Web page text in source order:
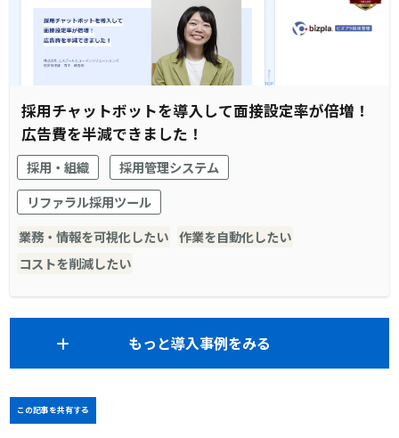
採用チャットボットを導入して面接設定率が倍増！
広告費を半減できました！
採用・組織
採用管理システム
リファラル採用ツール
業務・情報を可視化したい 作業を自動化したい
コストを削減したい
もっと導入事例をみる
この記事を共有する